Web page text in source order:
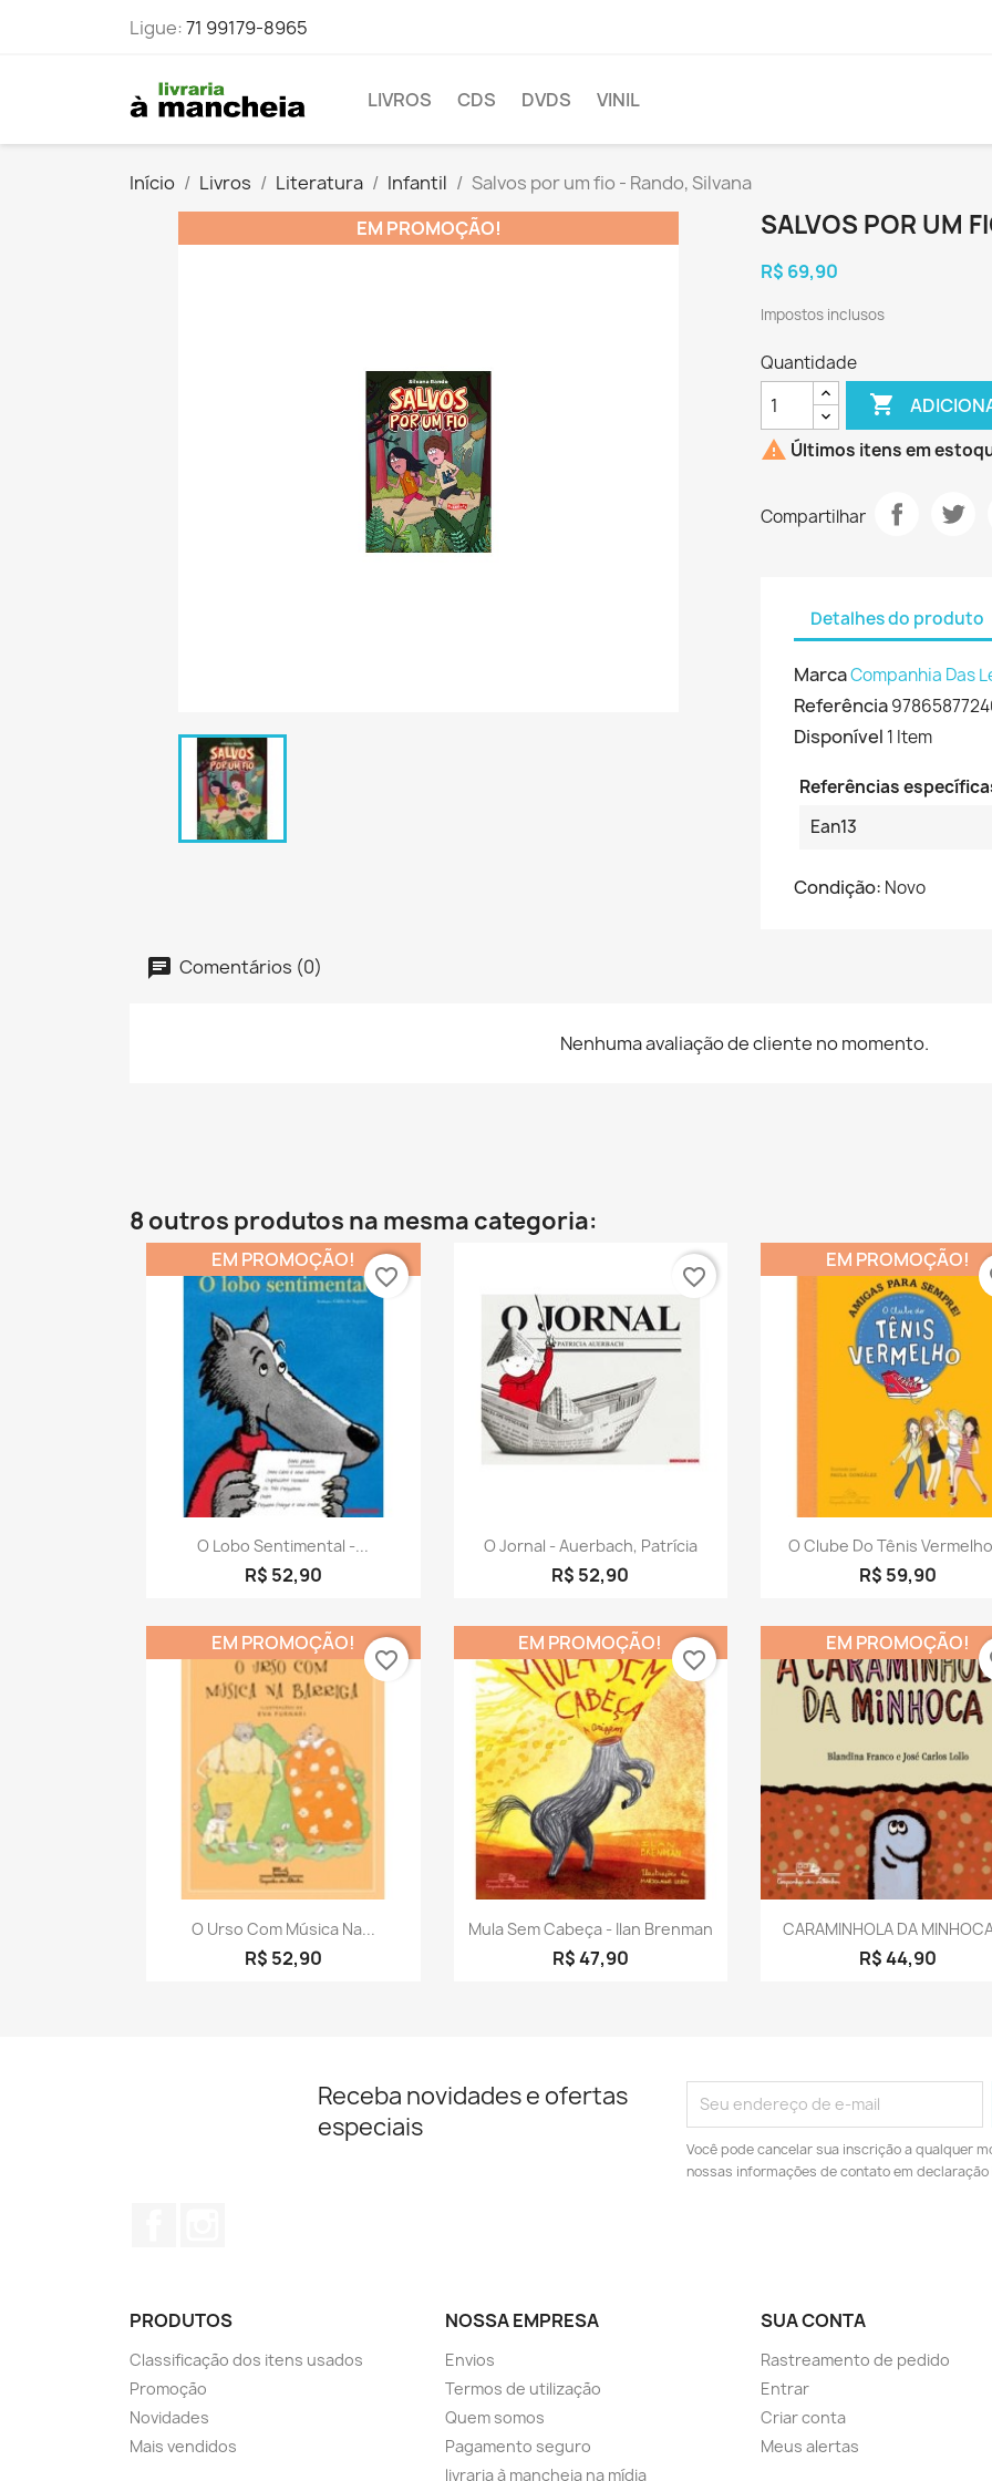
Ligue:71 99179-8965
LIVROS CDS DVDS VINIL
Início Livros Literatura Infantil
Salvos por um fio - Rando, Silvana
EM PROMOÇÃO!
SALVOS POR UM
R$ 69,90
Impostos inclusos
Quantidade

 Últimos itens em
Compartilhar
Detalhes do produto
MarcaCompanhia Das
Referência
Disponível 1 Item
Referências
Ean13
Condição: Novo
Comentários (0)
Nenhuma avaliação de cliente no momento.
8 outros produtos na mesma categoria:
Visualização rápida
O Lobo Sentimental -...
R$ 52,90
EM PROMOÇÃO!
favorite_border
Visualização rápida
O Jornal - Auerbach, Patrícia
R$ 52,90
favorite_border
Visualização rápida
O Clube Do Tênis
R$ 59,90
EM PROMOÇÃO!
 Visualização rápida
O Urso Com Música Na...
R$ 52,90
EM PROMOÇÃO!
favorite_border
Visualização rápida
Mula Sem Cabeça - Ilan Brenman
R$ 47,90
EM PROMOÇÃO!
favorite_border
Visualização rápida
CARAMINHOLA DA
R$ 44,90
EM PROMOÇÃO!
Receba novidades e ofertas
especiais
Você pode cancelar sua inscrição a qualquer
nossas informações de contato em declaração
PRODUTOS
Classificação dos itens usados
Promoção
Novidades
Mais vendidos
NOSSA EMPRESA
Envios
Termos de utilização
Quem somos
Pagamento seguro
livraria à mancheia na mídia
SUA CONTA
Rastreamento de pedido
Entrar
Criar conta
Meus alertas